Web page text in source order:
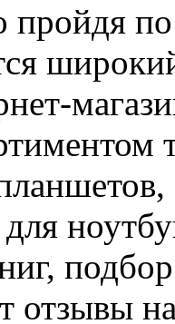
пройдя
отзывы